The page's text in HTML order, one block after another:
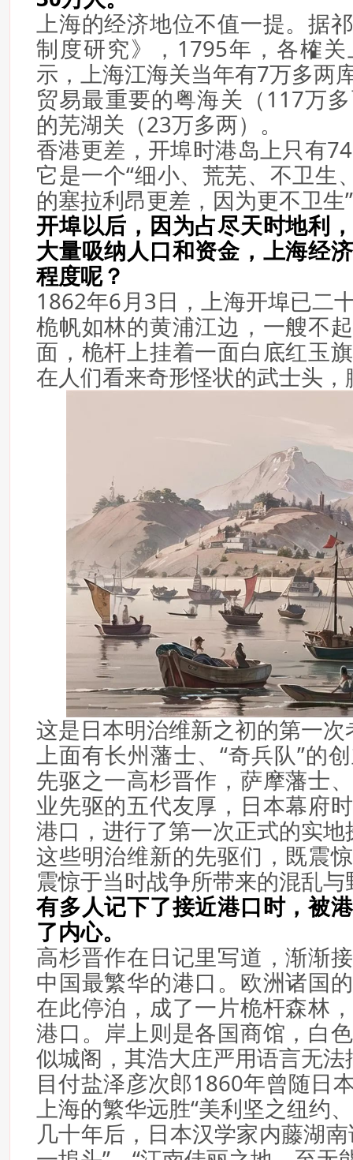
上海的经济地位不值一提。据
制度研究》，1795年，各榷
示，上海江海关当年有7万多两
贸易最重要的粤海关（117万
的芜湖关（23万多两）。
香港更差，开埠时港岛上只有
它是一个“细小、荒芜、不卫生
的塞拉利昂更差，因为更不卫生
开埠以后，因为占尽天时地利
大量吸纳人口和资金，上海经
程度呢？
1862年6月3日，上海开埠已二
桅帆如林的黄浦江边，一艘不
面，桅杆上挂着一面白底红玉
在人们看来奇形怪状的武士头
这是日本明治维新之初的第一次
上面有长州藩士、“奇兵队”的
先驱之一高杉晋作，萨摩藩士
业先驱的五代友厚，日本幕府
港口，进行了第一次正式的实地
这些明治维新的先驱们，既震
震惊于当时战争所带来的混乱与
有多人记下了接近港口时，被
了内心。
高杉晋作在日记里写道，渐渐
中国最繁华的港口。欧洲诸国
在此停泊，成了一片桅杆森林
港口。岸上则是各国商馆，白
似城阁，其浩大庄严用语言无法
目付盐泽彦次郎1860年曾随日
上海的繁华远胜“美利坚之纽约
几十年后，日本汉学家内藤湖